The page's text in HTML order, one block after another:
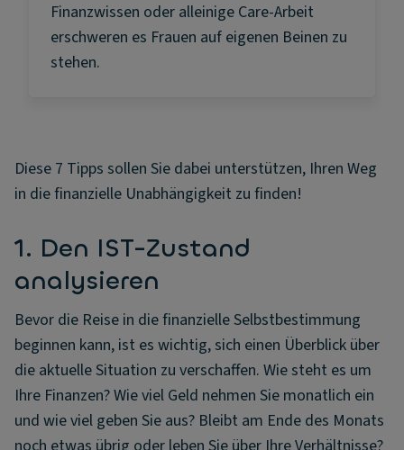
Finanzwissen oder alleinige Care-Arbeit
erschweren es Frauen auf eigenen Beinen zu
stehen.
Diese 7 Tipps sollen Sie dabei unterstützen, Ihren Weg
in die finanzielle Unabhängigkeit zu finden!
1. Den IST-Zustand
analysieren
Bevor die Reise in die finanzielle Selbstbestimmung
beginnen kann, ist es wichtig, sich einen Überblick über
die aktuelle Situation zu verschaffen. Wie steht es um
Ihre Finanzen? Wie viel Geld nehmen Sie monatlich ein
und wie viel geben Sie aus? Bleibt am Ende des Monats